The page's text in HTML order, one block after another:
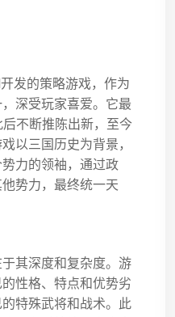
开发的策略游戏，作为
深受玩家喜爱。它最
不断推陈出新，至今
以三国历史为背景，
力的领袖，通过政
势力，最终统一天
于其深度和复杂度。游
性格、特点和优势劣
特殊武将和战术。此